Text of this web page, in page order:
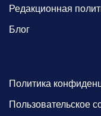
Редакционная
Блог
Политика
Пользовательское